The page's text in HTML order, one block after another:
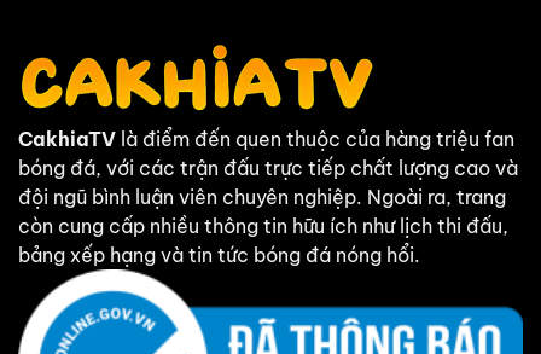
CakhiaTV là điểm đến quen thuộc của hàng triệu fan
bóng đá, với các trận đấu trực tiếp chất lượng cao và
đội ngũ bình luận viên chuyên nghiệp. Ngoài ra, trang
còn cung cấp nhiều thông tin hữu ích như lịch thi đấu,
bảng xếp hạng và tin tức bóng đá nóng hổi.